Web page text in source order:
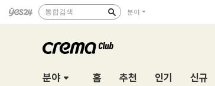
통합검색 분야
분야 홈 추천 인기 신규